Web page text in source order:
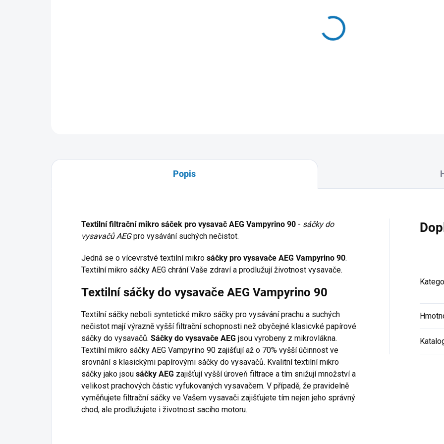
Popis
Textilní filtrační mikro sáček pro vysavač AEG Vampyrino 90 - sáčky do
vysavačů AEGpro vysávání suchých nečistot.
Jedná se o vícevrstvé textilní mikro sáčky pro vysavače AEG Vampyrino 90.
Textilní mikro sáčky AEG chrání Vaše zdraví a prodlužují životnost vysavače.
Textilní sáčky do vysavače AEG Vampyrino 90
Textilní sáčky neboli syntetické mikro sáčky pro vysávání prachu a suchých
nečistot mají výrazně vyšší filtrační schopnosti než obyčejné klasicvké papírové
sáčky do vysavačů. Sáčky do vysavače AEG jsou vyrobeny z mikrovlákna.
Textilní mikro sáčky AEG Vampyrino 90 zajišťují až o 70% vyšší účinnost ve
srovnání s klasickými papírovými sáčky do vysavačů. Kvalitní textilní mikro
sáčky jako jsou sáčky AEG zajišťují vyšší úroveň filtrace a tím snižují množství a
velikost prachových částic vyfukovaných vysavačem. V případě, že pravidelně
vyměňujete filtrační sáčky ve Vašem vysavači zajišťujete tím nejen jeho správný
chod, ale prodlužujete i životnost sacího motoru.